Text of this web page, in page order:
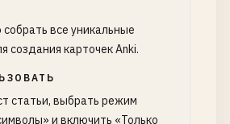
все уникальные
создания карточек Anki.
статьи, выбрать режим
и включить «Только